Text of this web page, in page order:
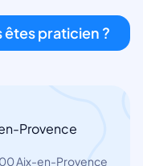
êtes praticien ?
Provence
Aix-en-Provence